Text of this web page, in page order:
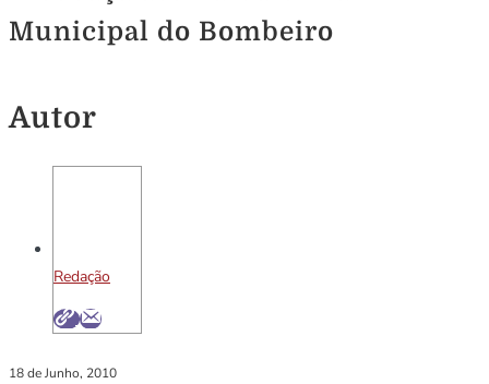
Municipal do Bombeiro
Autor
Redação
18 de Junho, 2010